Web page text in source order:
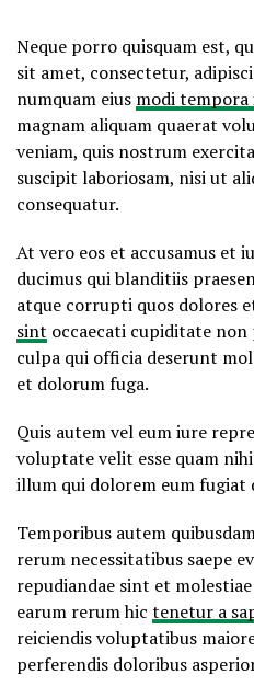
Neque porro quisquam est,
sit amet, consectetur,
numquam eius modi
magnam aliquam quaerat
veniam, quis nostrum
suscipit laboriosam, nisi ut
consequatur.
At vero eos et accusamus et
ducimus qui blanditiis
atque corrupti quos dolores
sint occaecati cupiditate
culpa qui officia deserunt
et dolorum fuga.
Quis autem vel eum iure
voluptate velit esse quam
illum qui dolorem eum
Temporibus autem
rerum necessitatibus saepe
repudiandae sint et
earum rerum hic tenetur a
reiciendis voluptatibus
perferendis doloribus